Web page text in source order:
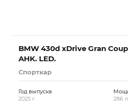
BMW 430d xDrive Gran
AHK. LED.
Спорткар
Год выпуска
2025 г.
286